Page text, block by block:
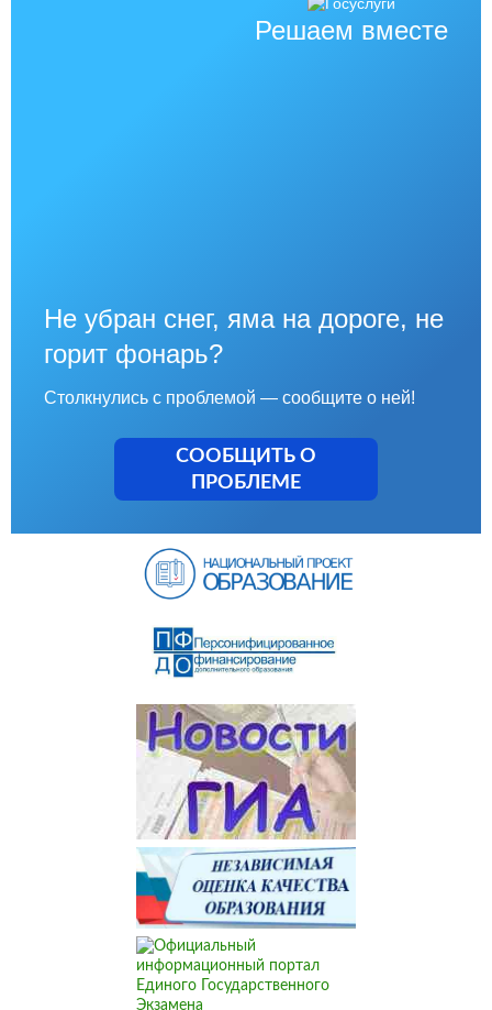
Решаем вместе
Не убран снег, яма на дороге, не
горит фонарь?
Столкнулись с проблемой — сообщите о ней!
СООБЩИТЬ О
ПРОБЛЕМЕ